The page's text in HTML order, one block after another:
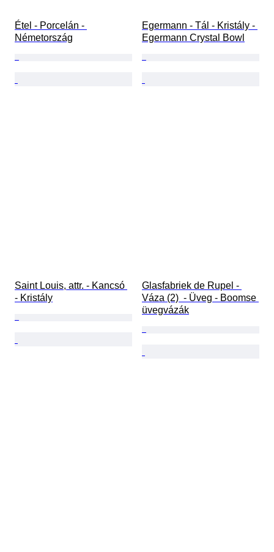
Étel - Porcelán -
Németország
Egermann - Tál - Kristály -
Egermann Crystal Bowl
Saint Louis, attr. - Kancsó
- Kristály
Glasfabriek de Rupel -
Váza (2)  - Üveg - Boomse
üvegvázák